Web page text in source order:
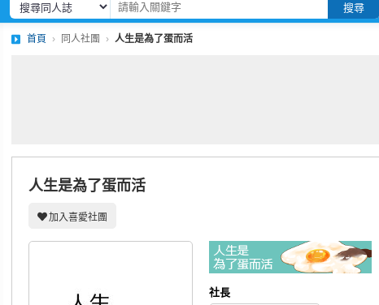
搜尋
首頁 同人社團 人生是為了蛋而活
人生是為了蛋而活
加入喜愛社團
社長